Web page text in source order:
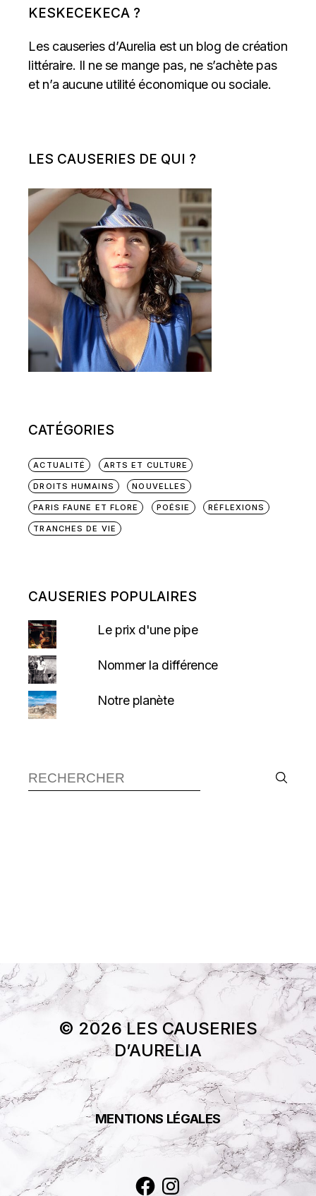
KESKECEKECA ?
Les causeries d’Aurelia est un blog de création
littéraire. Il ne se mange pas, ne s’achète pas
et n’a aucune utilité économique ou sociale.
LES CAUSERIES DE QUI ?
CATÉGORIES
ACTUALITÉ ARTS ET CULTURE
DROITS HUMAINS NOUVELLES
PARIS FAUNE ET FLORE POÉSIE RÉFLEXIONS
TRANCHES DE VIE
CAUSERIES POPULAIRES
Le prix d'une pipe
Nommer la différence
Notre planète
Recherche :
© 2026 LES CAUSERIES
D’AURELIA
MENTIONS LÉGALES
Facebook
Instagram